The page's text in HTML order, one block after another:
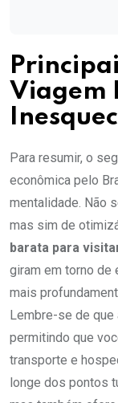
Viagem
Para resumir, o
econômica pelo
mentalidade. Não
mas sim de
barata para
giram em torno de
mais
Lembre-se de que
permitindo que
transporte e
longe dos pontos